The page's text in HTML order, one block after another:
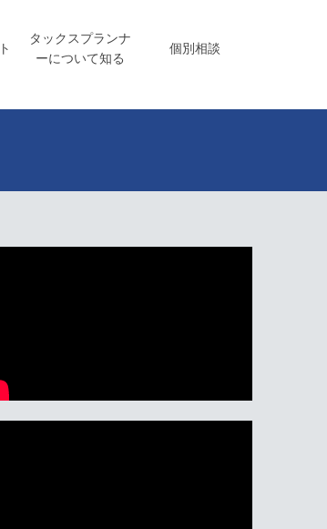
タックスプランナ
ーについて知る
個別相談